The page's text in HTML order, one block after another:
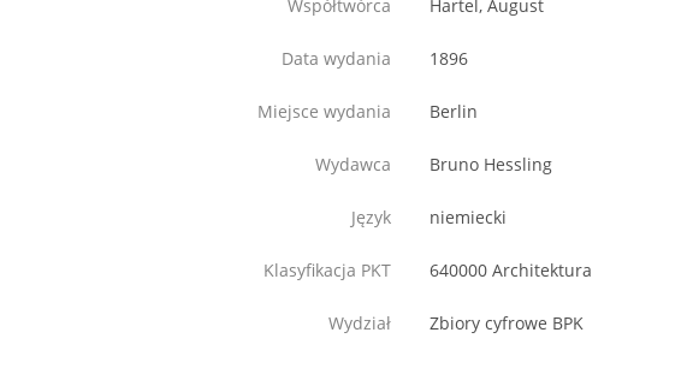
Współtwórca Hartel, August
Data wydania 1896
Miejsce wydania Berlin
Wydawca Bruno Hessling
Język niemiecki
Klasyfikacja PKT 640000 Architektura
Wydział Zbiory cyfrowe BPK